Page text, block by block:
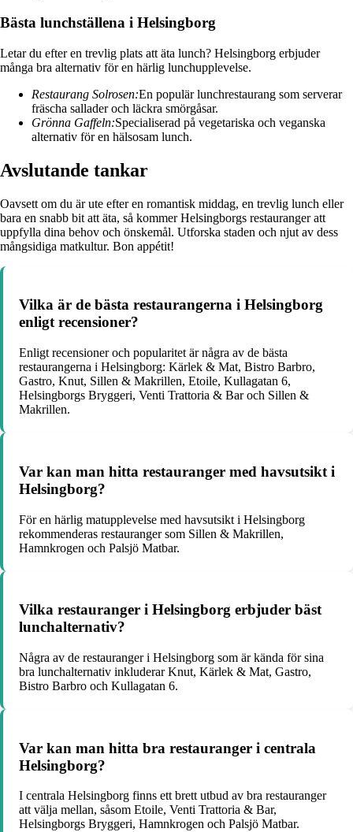
Bästa lunchställena i Helsingborg
Letar du efter en trevlig plats att äta lunch? Helsingborg erbjuder
många bra alternativ för en härlig lunchupplevelse.
Restaurang Solrosen:En populär lunchrestaurang som serverar
fräscha sallader och läckra smörgåsar.
Grönna Gaffeln:Specialiserad på vegetariska och veganska
alternativ för en hälsosam lunch.
Avslutande tankar
Oavsett om du är ute efter en romantisk middag, en trevlig lunch eller
bara en snabb bit att äta, så kommer Helsingborgs restauranger att
uppfylla dina behov och önskemål. Utforska staden och njut av dess
mångsidiga matkultur. Bon appétit!
Vilka är de bästa restaurangerna i Helsingborg
enligt recensioner?
Enligt recensioner och popularitet är några av de bästa
restaurangerna i Helsingborg: Kärlek & Mat, Bistro Barbro,
Gastro, Knut, Sillen & Makrillen, Etoile, Kullagatan 6,
Helsingborgs Bryggeri, Venti Trattoria & Bar och Sillen &
Makrillen.
Var kan man hitta restauranger med havsutsikt i
Helsingborg?
För en härlig matupplevelse med havsutsikt i Helsingborg
rekommenderas restauranger som Sillen & Makrillen,
Hamnkrogen och Palsjö Matbar.
Vilka restauranger i Helsingborg erbjuder bäst
lunchalternativ?
Några av de restauranger i Helsingborg som är kända för sina
bra lunchalternativ inkluderar Knut, Kärlek & Mat, Gastro,
Bistro Barbro och Kullagatan 6.
Var kan man hitta bra restauranger i centrala
Helsingborg?
I centrala Helsingborg finns ett brett utbud av bra restauranger
att välja mellan, såsom Etoile, Venti Trattoria & Bar,
Helsingborgs Bryggeri, Hamnkrogen och Palsjö Matbar.